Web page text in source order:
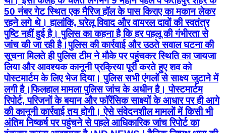
50 नंबर गेट स्थित एक मैरिज हॉल के पास किराए का मकान लेकर
रहने लगे थे। हालांकि, घरेलू विवाद और वायरल दावों की स्वतंत्र
पुष्टि नहीं हुई है। पुलिस का कहना है कि हर पहलू की गंभीरता से
जांच की जा रही है। ​पुलिस की कार्रवाई और उठते सवाल घटना की
सूचना मिलते ही पुलिस टीम ने मौके पर पहुंचकर स्थिति का जायजा
लिया और आवश्यक कानूनी प्रक्रिया पूरी करते हुए शव को
पोस्टमार्टम के लिए भेज दिया। पुलिस सभी एंगलों से साक्ष्य जुटाने में
लगी है। ​फिलहाल मामला पुलिस जांच के अधीन है। पोस्टमार्टम
रिपोर्ट, परिजनों के बयान और फॉरेंसिक साक्ष्यों के आधार पर ही आगे
की कानूनी कार्रवाई तय होगी। ऐसे संवेदनशील मामलों में किसी भी
अंतिम निष्कर्ष पर पहुंचने से पहले आधिकारिक जांच रिपोर्ट का